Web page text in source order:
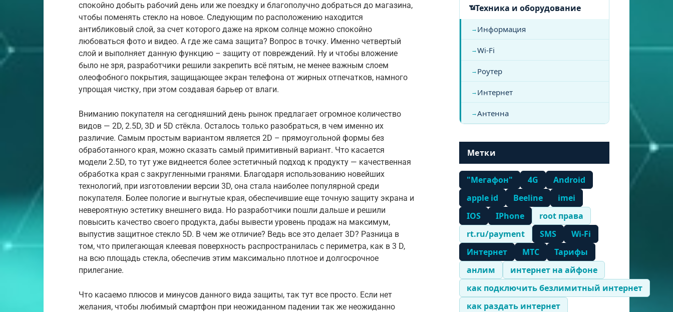
спокойно добыть рабочий день или же поездку и благополучно добраться до магазина,
чтобы поменять стекло на новое. Следующим по расположению находится
антибликовый слой, за счет которого даже на ярком солнце можно спокойно
любоваться фото и видео. А где же сама защита? Вопрос в точку. Именно четвертый
слой и выполняет данную функцию – защиту от повреждений. Ну и чтобы вложение
было не зря, разработчики решили закрепить всё пятым, не менее важным слоем
олеофобного покрытия, защищающее экран телефона от жирных отпечатков, намного
упрощая чистку, при этом создавая барьер от влаги.
Вниманию покупателя на сегодняшний день рынок предлагает огромное количество
видов — 2D, 2.5D, 3D и 5D стёкла. Осталось только разобраться, в чем именно их
различие. Самым простым вариантом является 2D – прямоугольной формы без
обработанного края, можно сказать самый примитивный вариант. Что касается
модели 2.5D, то тут уже виднеется более эстетичный подход к продукту — качественная
обработка края с закругленными гранями. Благодаря использованию новейших
технологий, при изготовлении версии 3D, она стала наиболее популярной среди
покупателя. Более пологие и выгнутые края, обеспечившие еще точную защиту экрана и
невероятную эстетику внешнего вида. Но разработчики пошли дальше и решили
повысить качество своего продукта, дабы вывести уровень продаж на максимум,
выпустив защитное стекло 5D. В чем же отличие? Ведь все это делает 3D? Разница в
том, что прилегающая клеевая поверхность распространилась с периметра, как в 3 D,
на всю площадь стекла, обеспечив этим максимально плотное и долгосрочное
прилегание.
Что касаемо плюсов и минусов данного вида защиты, так тут все просто. Если нет
желания, чтобы любимый смартфон при неожиданном падении так же неожиданно
Техника и оборудование
Информация
Wi-Fi
Роутер
Интернет
Антенна
Метки
"Мегафон" 4G
Android
apple id
Beeline
imei
IOS
IPhone
root права
rt.ru/payment
SMS
Wi-Fi
Интернет
МТС
Тарифы
анлим
интернет на айфоне
как подключить безлимитный интернет
как раздать интернет